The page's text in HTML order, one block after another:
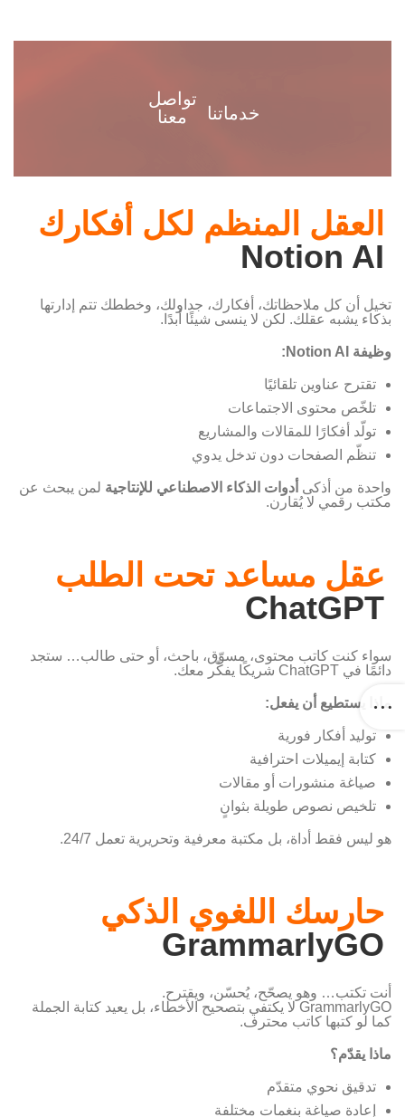
خدماتنا
تواصل
معنا
العقل المنظم لكل أفكارك
Notion AI
تخيل أن كل ملاحظاتك، أفكارك، جداولك، وخططك تتم إدارتها
بذكاء يشبه عقلك. لكن لا ينسى شيئًا أبدًا.
وظيفة Notion AI:
تقترح عناوين تلقائيًا
تلخّص محتوى الاجتماعات
تولّد أفكارًا للمقالات والمشاريع
تنظّم الصفحات دون تدخل يدوي
واحدة من أذكى أدوات الذكاء الاصطناعي للإنتاجية لمن يبحث عن
مكتب رقمي لا يُقارن.
عقل مساعد تحت الطلب
ChatGPT
سواء كنت كاتب محتوى، مسوّق، باحث، أو حتى طالب… ستجد
دائمًا في ChatGPT شريكًا يفكّر معك.
ماذا يستطيع أن يفعل:
توليد أفكار فورية
كتابة إيميلات احترافية
صياغة منشورات أو مقالات
تلخيص نصوص طويلة بثوانٍ
هو ليس فقط أداة، بل مكتبة معرفية وتحريرية تعمل 24/7.
حارسك اللغوي الذكي
GrammarlyGO
أنت تكتب… وهو يصحّح، يُحسّن، ويقترح.
GrammarlyGO لا يكتفي بتصحيح الأخطاء، بل يعيد كتابة الجملة
كما لو كتبها كاتب محترف.
ماذا يقدّم؟
تدقيق نحوي متقدّم
إعادة صياغة بنغمات مختلفة